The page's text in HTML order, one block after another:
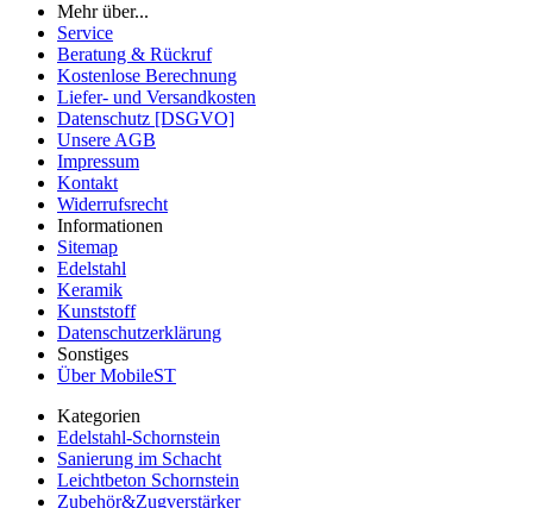
Mehr über...
Service
Beratung & Rückruf
Kostenlose Berechnung
Liefer- und Versandkosten
Datenschutz [DSGVO]
Unsere AGB
Impressum
Kontakt
Widerrufsrecht
Informationen
Sitemap
Edelstahl
Keramik
Kunststoff
Datenschutzerklärung
Sonstiges
Über MobileST
Kategorien
Edelstahl-Schornstein
Sanierung im Schacht
Leichtbeton Schornstein
Zubehör&Zugverstärker